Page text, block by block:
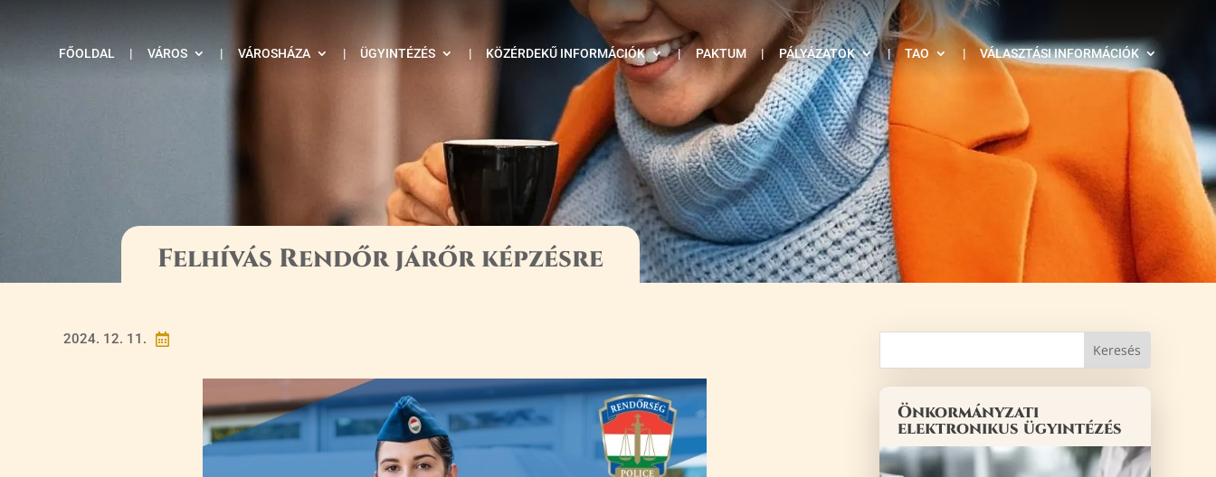
FŐOLDAL | VÁROS | VÁROSHÁZA | ÜGYINTÉZÉS | KÖZÉRDEKŰ INFORMÁCIÓK | PAKTUM | PÁLYÁZATOK | TAO | VÁLASZTÁSI INFORMÁCIÓK
Felhívás Rendőr járőr képzésre

2024. 12. 11.
Önkormányzati
elektronikus ügyintézés